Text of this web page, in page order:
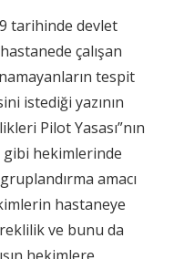
tarihinde devlet
çalışan
tespit
istediği yazının
Pilot Yasası”nın
gibi hekimlerinde
amacı
hastaneye
ve bunu da